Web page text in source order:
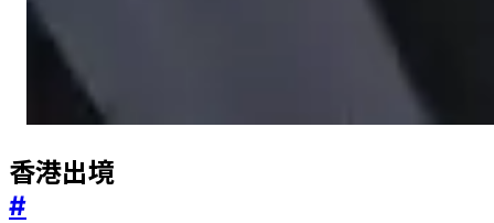
香港出境
#